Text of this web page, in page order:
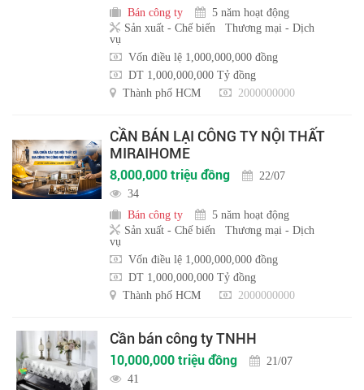
Bán công ty
5 năm hoạt động
Sản xuất - Chế biến
Thương mại - Dịch
vụ
Vốn điều lệ 1,000,000,000 đồng
DT 1,000,000,000 Tỷ đồng
Thành phố HCM
2000000000
CẦN BÁN LẠI CÔNG TY NỘI THẤT
MIRAIHOME
8,000,000 triệu đồng
22/07
34
Bán công ty
5 năm hoạt động
Sản xuất - Chế biến
Thương mại - Dịch
vụ
Vốn điều lệ 1,000,000,000 đồng
DT 1,000,000,000 Tỷ đồng
Thành phố HCM
2000000000
Cần bán công ty TNHH
10,000,000 triệu đồng
21/07
41